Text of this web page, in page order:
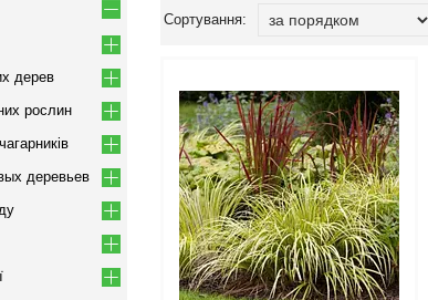
дерев
рослин
деревьев